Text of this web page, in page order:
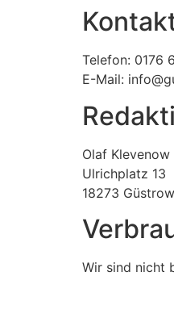
Telefon: 0176
E-Mail:
Olaf Klevenow
Ulrichplatz 13
18273 Güstrow
Wir sind nicht